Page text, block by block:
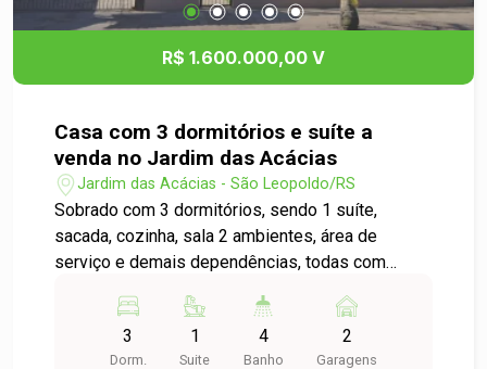
R$ 1.600.000,00 V
Casa com 3 dormitórios e suíte a
venda no Jardim das Acácias
Jardim das Acácias - São Leopoldo/RS
Sobrado com 3 dormitórios, sendo 1 suíte,
sacada, cozinha, sala 2 ambientes, área de
serviço e demais dependências, todas com
proporcionando fácil acesso ao centro da cidade.
Liga pra gente e saiba tudo do seu novo lar!
3
Dorm.
1
Suite
4
Banho
2
Garagens